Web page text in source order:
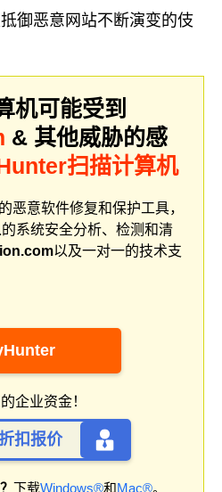
御恶意网站不断演变的伎
机可能受到
& 其他威胁的感
扫描计算机
恶意软件修复和保护工具，
系统安全分析、检测和清
以及一对一的技术支
企业资金！
扣报价
下载Windows®和Mac®。